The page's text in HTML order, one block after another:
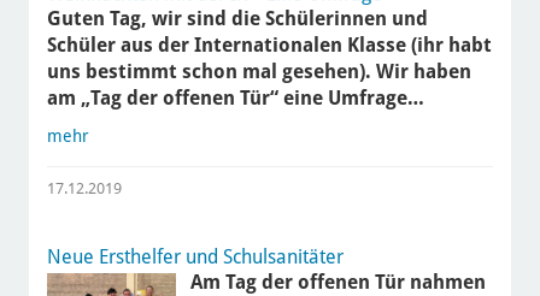
Guten Tag, wir sind die Schülerinnen und
Schüler aus der Internationalen Klasse (ihr habt
uns bestimmt schon mal gesehen). Wir haben
am „Tag der offenen Tür“ eine Umfrage…
mehr
17.12.2019
Neue Ersthelfer und Schulsanitäter
Am Tag der offenen Tür nahmen